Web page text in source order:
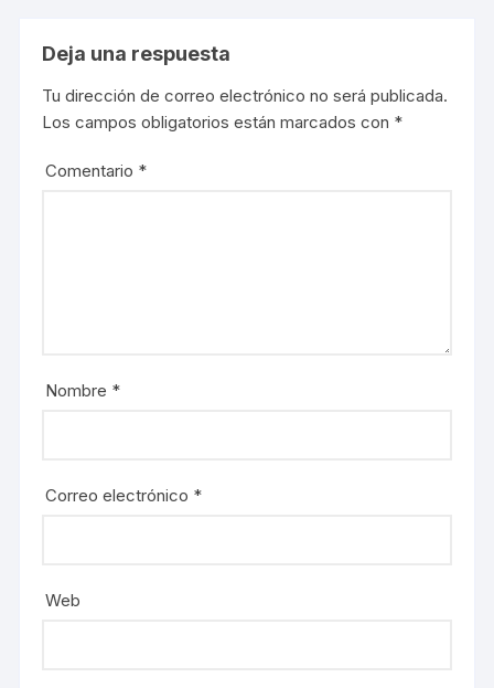
Deja una respuesta
Tu dirección de correo electrónico no será publicada.
Los campos obligatorios están marcados con *
Comentario *
Nombre *
Correo electrónico *
Web